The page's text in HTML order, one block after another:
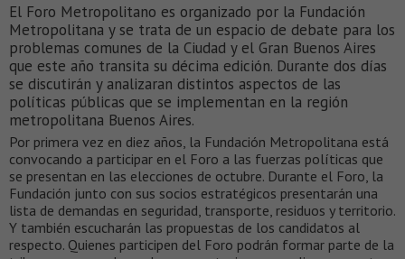
El Foro Metropolitano es organizado por la Fundación
Metropolitana y se trata de un espacio de debate para los
problemas comunes de la Ciudad y el Gran Buenos Aires
que este año transita su décima edición. Durante dos días
se discutirán y analizaran distintos aspectos de las
políticas públicas que se implementan en la región
metropolitana Buenos Aires.
Por primera vez en diez años, la Fundación Metropolitana está
convocando a participar en el Foro a las fuerzas políticas que
se presentan en las elecciones de octubre. Durante el Foro, la
Fundación junto con sus socios estratégicos presentarán una
lista de demandas en seguridad, transporte, residuos y territorio.
Y también escucharán las propuestas de los candidatos al
respecto. Quienes participen del Foro podrán formar parte de la